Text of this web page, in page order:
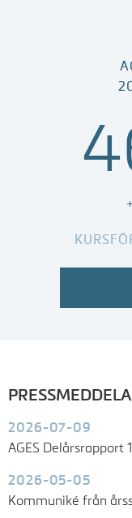
2026-07-09
AGES Delårsrapport
2026-05-05
Kommuniké från